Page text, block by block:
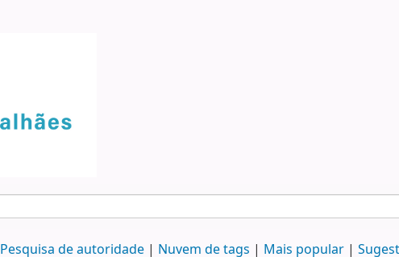
Pesquisa de autoridade Nuvem de tags Mais popular